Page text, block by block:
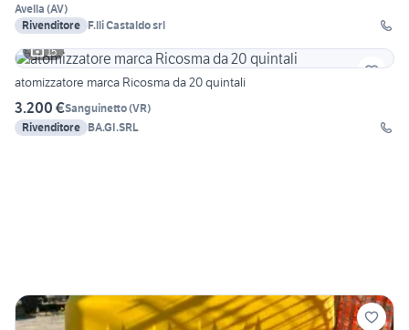
Avella (AV)
Rivenditore F.lli Castaldo srl
15
atomizzatore marca Ricosma da 20 quintali
3.200 €Sanguinetto(VR)
Rivenditore BA.GI.SRL